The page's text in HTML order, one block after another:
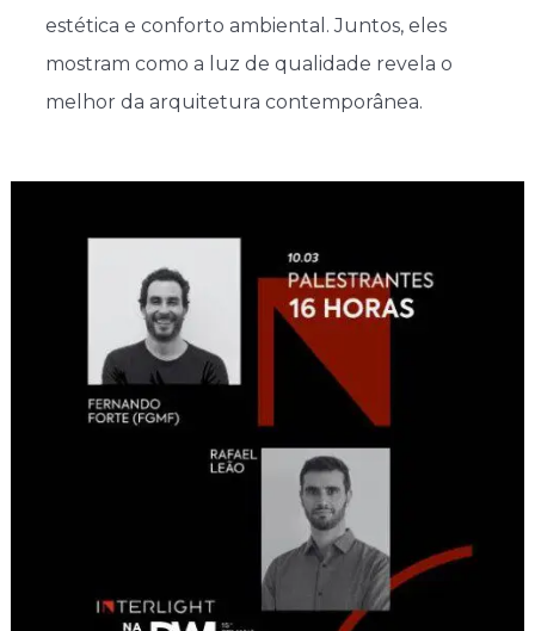
estética e conforto ambiental. Juntos, eles
mostram como a luz de qualidade revela o
melhor da arquitetura contemporânea.